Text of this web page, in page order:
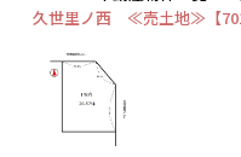
久世里ノ西 ≪売土地≫【